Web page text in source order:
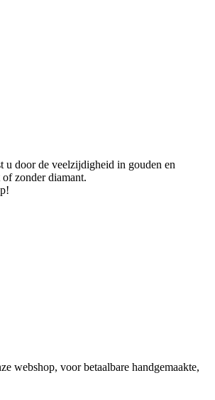
u door de veelzijdigheid in gouden en
zonder diamant.
webshop, voor betaalbare handgemaakte,